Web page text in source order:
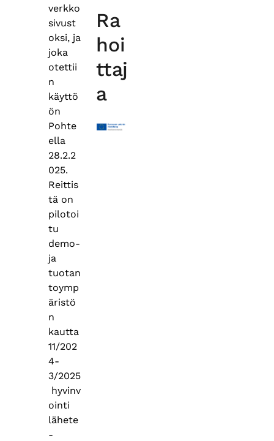
verkko
sivust
oksi, ja
joka
otettii
n
käyttö
ön
Pohte
ella
28.2.2
025.
Reittis
tä on
pilotoi
tu
demo-
ja
tuotan
toymp
äristö
n
kautta
11/202
4-
3/2025
hyvinv
ointi
lähete
-
Ra
hoi
ttaj
a